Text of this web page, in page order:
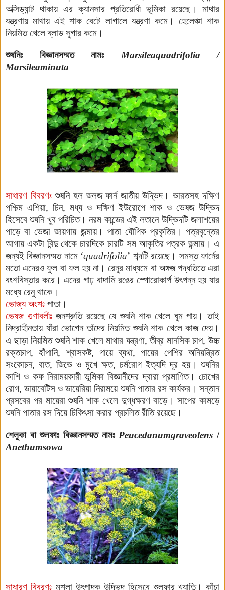
অক্সিড্যান্ট থাকায় এর ক্যানসার প্রতিরোধী ভূমিকা রয়েছে। মাথার
যন্ত্রণায় মাথায় এই শাক বেটে লাগালে যন্ত্রণা কমে। হেলেঞ্চা শাক
নিয়মিত খেলে ব্লাড সুগার কমে।
শুষনিঃ বিজ্ঞানসম্মত নামঃ Marsileaquadrifolia /
Marsileaminuta
সাধারণ বিবরণঃশুষনি হল জলজ ফার্ন জাতীয় উদ্ভিদ। ভারতসহ দক্ষিণ
পশ্চিম এশিয়া, চিন, মধ্য ও দক্ষিণ ইউরোপে শাক ও ভেষজ উদ্ভিদ
হিসেবে শুষনি খুব পরিচিত। নরম কান্ডের এই লতানে উদ্ভিদটি জলাশয়ের
পাড়ে বা ভেজা জায়গায় জন্মায়। পাতা যৌগিক প্রকৃতির। পত্রবৃন্তের
আগায় একটা বিন্দু থেকে চারদিকে চারটি সম আকৃতির পত্রক জন্মায়। এ
জন্যই বিজ্ঞানসম্মত নামে ‘quadrifolia’ শব্দটি রয়েছে। সমস্ত ফার্নের
মতো এদেরও ফুল বা ফল হয় না। রেনুর মাধ্যমে বা অঙ্গজ পদ্ধতিতে এরা
বংশবিস্তার করে। এদের গাঢ় বাদামি রঙের স্পোরোকার্প উৎপন্ন হয় যার
মধ্যে রেনু থাকে।
ভোজ্য অংশঃ পাতা।
ভেষজ গুণাবলীঃজনশ্রুতি রয়েছে যে শুষনি শাক খেলে ঘুম পায়। তাই
নিদ্রাহীনতায় যাঁরা ভোগেন তাঁদের নিয়মিত শুষনি শাক খেলে কাজ দেয়।
এ ছাড়ানিয়মিত শুষনি শাক খেলে মাথার যন্ত্রণা, তীব্র মানসিক চাপ, উচ্চ
রক্তচাপ, হাঁপানি, শ্বাসকষ্ট, গায়ে ব্যথা, পায়ের পেশির অনিয়ন্ত্রিত
সংকোচন, বাত, জিভে ও মুখে ক্ষত, চর্মরোগ ইত্যদি দূর হয়। শুষনির
কাশি ও কফ নিরাময়কারী ভূমিকা বিজ্ঞানীদের দ্বারা প্রমাণিত। চোখের
রোগ, ডায়াবেটিস ও ডায়েরিয়া নিরাময়ে শুষনি পাতার রস কার্যকর। সন্তান
প্রসবের পর মায়েরা শুষনি শাক খেলে দুগ্ধক্ষরণ বাড়ে। সাপের কামড়ে
শুষনি পাতার রস দিয়ে চিকিৎসা করার প্রচলিত রীতি রয়েছে।
শেলুকা বা শুলফাঃ বিজ্ঞানসম্মত নামঃ Peucedanumgraveolens /
Anethumsowa
সাধারণ বিবরণঃ মশলা উৎপাদক উদ্ভিদ হিসেবে শুলফার খ্যাতি। কাঁচা